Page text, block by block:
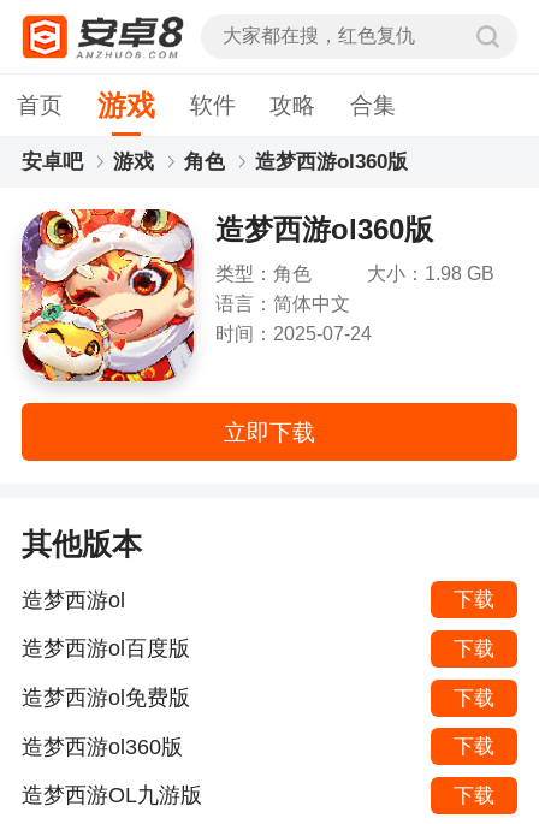
首页 游戏 软件 攻略 合集
安卓吧 游戏 角色 造梦西游ol360版
造梦西游ol360版
类型：角色
大小：1.98 GB
语言：简体中文
时间：2025-07-24
立即下载
其他版本
造梦西游ol 下载
造梦西游ol百度版 下载
造梦西游ol免费版 下载
造梦西游ol360版 下载
造梦西游OL九游版 下载